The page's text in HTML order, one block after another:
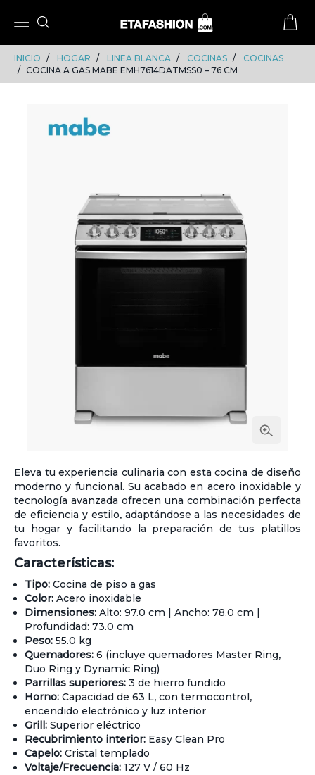
INICIO HOGAR LINEA BLANCA COCINAS
COCINAS
COCINA A GAS MABE EMH7614DATMSS0 – 76 CM
Eleva tu experiencia culinaria con esta cocina de diseño
moderno y funcional. Su acabado en acero inoxidable y
tecnología avanzada ofrecen una combinación perfecta
de eficiencia y estilo, adaptándose a las necesidades de
tu hogar y facilitando la preparación de tus platillos
favoritos.
Características:
Tipo: Cocina de piso a gas
Color: Acero inoxidable
Dimensiones: Alto: 97.0 cm | Ancho: 78.0 cm |
Profundidad: 73.0 cm
Peso: 55.0 kg
Quemadores: 6 (incluye quemadores Master Ring,
Duo Ring y Dynamic Ring)
Parrillas superiores: 3 de hierro fundido
Horno: Capacidad de 63 L, con termocontrol,
encendido electrónico y luz interior
Grill: Superior eléctrico
Recubrimiento interior: Easy Clean Pro
Capelo: Cristal templado
Voltaje/Frecuencia: 127 V / 60 Hz